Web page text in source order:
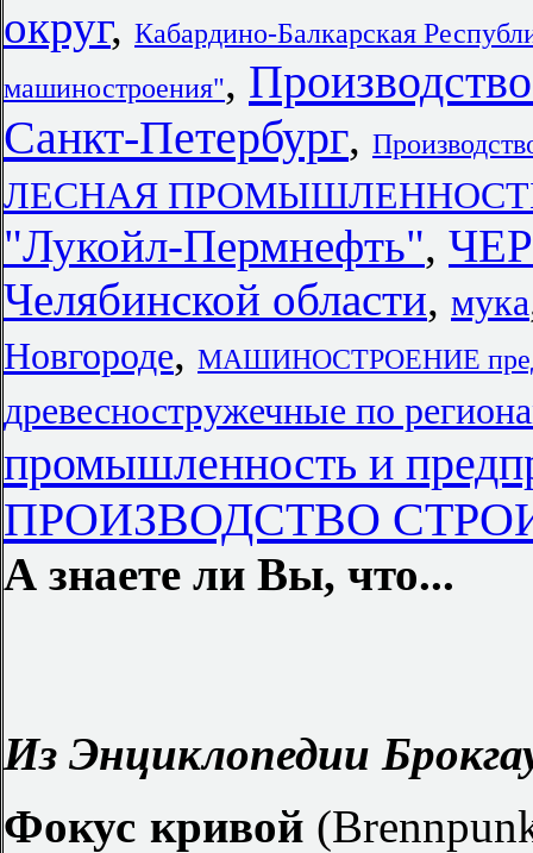
округ, Кабардино-Балкарская
машиностроения",
Санкт-Петербург,
ЛЕСНАЯ ПРОМЫШЛЕННОСТЬ в
"Лукойл-Пермнефть",
Челябинской области, мука
Новгороде, МАШИНОСТРОЕНИЕ
древесностружечные по
промышленность и
ПРОИЗВОДСТВО
А знаете ли Вы, что...
Из Энциклопедии
Фокус кривой